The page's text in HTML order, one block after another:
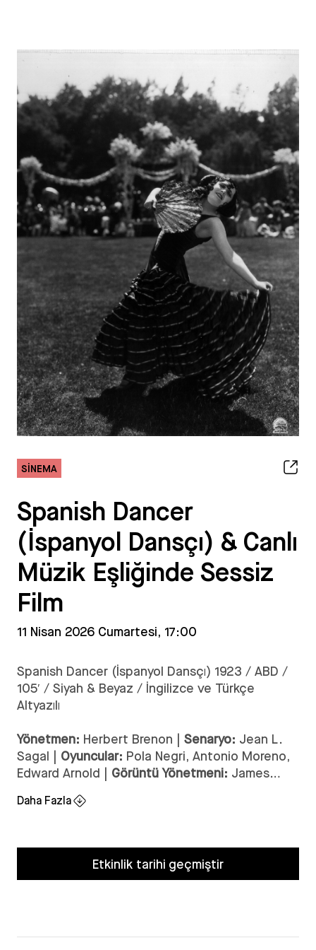
SINEMA
Spanish Dancer
(İspanyol Dansçı) & Canlı
Müzik Eşliğinde Sessiz
Film
11 Nisan 2026 Cumartesi, 17:00
Spanish Dancer (İspanyol Dansçı) 1923 / ABD /
105′ / Siyah & Beyaz / İngilizce ve Türkçe
Altyazılı
Yönetmen: Herbert Brenon | Senaryo: Jean L.
Sagal | Oyuncular: Pola Negri, Antonio Moreno,
Edward Arnold | Görüntü Yönetmeni: James
Adolph Zukor
(1923), sinemanın altın çağında unutulmaz bir
başyapıt olarak öne çıkıyor. İspanyol kültürünün
olduğu film, 1920’lerin sinemasının zarif
Daha Fazla
Etkinlik tarihi geçmiştir